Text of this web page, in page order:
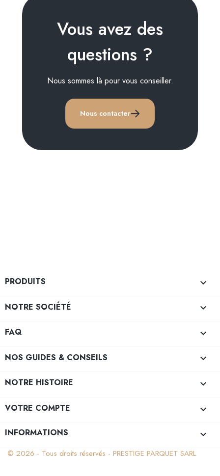
Vous avez des
questions ?
Nous sommes là pour vous conseiller.
Nous contacter
PRODUITS 
NOTRE SOCIÉTÉ 
FAQ 
NOS GUIDES & CONSEILS 
NOTRE HISTOIRE 
VOTRE COMPTE 
INFORMATIONS keyboard_arrow_down
© 2026 - Tous droits réservés - PRESTIGE PARQUET SARL